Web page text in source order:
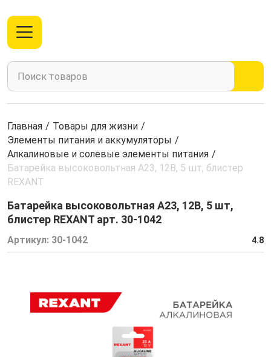
Главная / Товары для жизни /
Элементы питания и аккумуляторы /
Алкалиновые и солевые элементы питания /
Батарейка высоковольтная A23, 12В, 5 шт, блистер
REXANT
Батарейка высоковольтная A23, 12В, 5 шт,
блистер REXANT арт. 30-1042
Артикул: 30-1042 4.8